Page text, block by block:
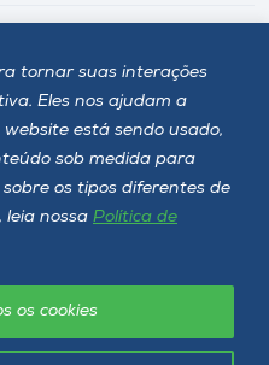
tornar suas interações
Eles nos ajudam a
está sendo usado,
sob medida para
os tipos diferentes de
leia nossa Política de
os cookies